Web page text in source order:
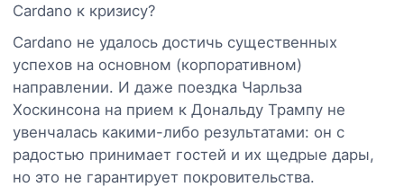
Cardano к кризису?
Cardano не удалось достичь существенных
успехов на основном (корпоративном)
направлении. И даже поездка Чарльза
Хоскинсона на прием к Дональду Трампу не
увенчалась какими-либо результатами: он с
радостью принимает гостей и их щедрые дары,
но это не гарантирует покровительства.